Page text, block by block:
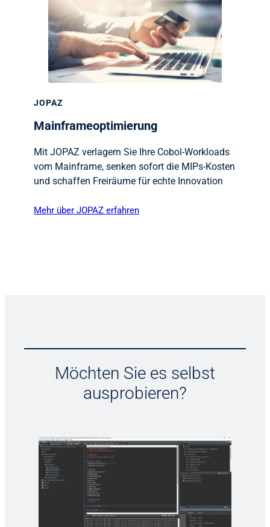
JOPAZ
Mainframeoptimierung
Mit JOPAZ verlagern Sie Ihre Cobol-Workloads
vom Mainframe, senken sofort die MIPs-Kosten
und schaffen Freiräume für echte Innovation
Mehr über JOPAZ erfahren
Möchten Sie es selbst
ausprobieren?